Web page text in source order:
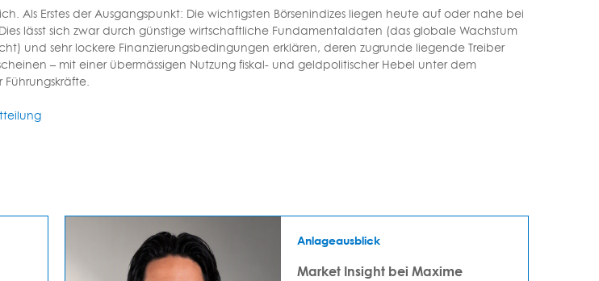
Als Erstes der Ausgangspunkt: Die wichtigsten Börsenindizes liegen heute auf oder nahe bei
lässt sich zwar durch günstige wirtschaftliche Fundamentaldaten (das globale Wachstum
und sehr lockere Finanzierungsbedingungen erklären, deren zugrunde liegende Treiber
– mit einer übermässigen Nutzung fiskal- und geldpolitischer Hebel unter dem
Anlageausblick
Market Insight bei Maxime